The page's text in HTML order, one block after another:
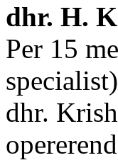
dhr. H.
Per 15
dhr.